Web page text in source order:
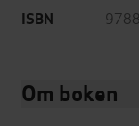
ISBN
Om boken